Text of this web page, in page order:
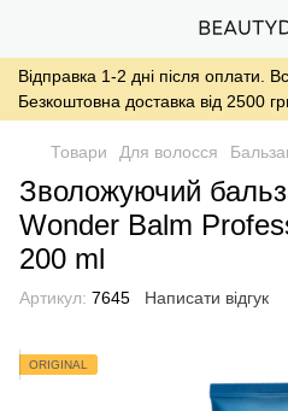
Відправка 1-2 дні після оплати.
Безкоштовна доставка від 2500
Товари Для волосся
Зволожуючий
Wonder Balm
200 ml
Артикул: 7645 Написати відгук
ORIGINAL